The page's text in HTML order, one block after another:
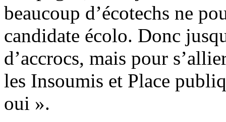
beaucoup d’écotechs ne
candidate écolo. Donc
d’accrocs, mais pour
les Insoumis et Place
oui ».